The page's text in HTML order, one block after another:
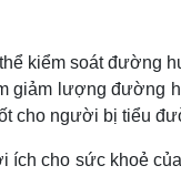
kiểm soát đường
giảm lượng đường
cho người bị tiểu
ích cho sức khoẻ